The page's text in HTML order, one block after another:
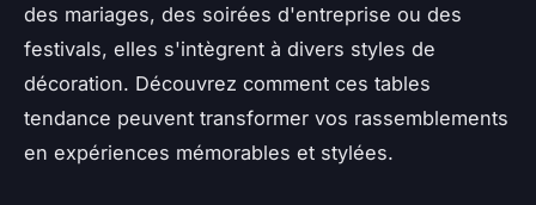
des mariages, des soirées d'entreprise ou des
festivals, elles s'intègrent à divers styles de
décoration. Découvrez comment ces tables
tendance peuvent transformer vos rassemblements
en expériences mémorables et stylées.